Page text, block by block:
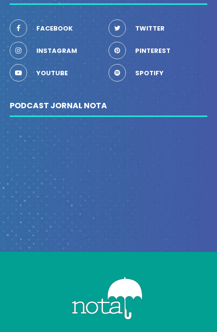
FACEBOOK TWITTER
INSTAGRAM PINTEREST
YOUTUBE SPOTIFY
PODCAST JORNAL NOTA